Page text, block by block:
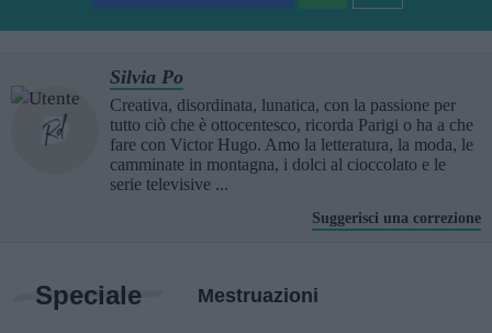
Silvia Po
Creativa, disordinata, lunatica, con la passione per
tutto ciò che è ottocentesco, ricorda Parigi o ha a che
fare con Victor Hugo. Amo la letteratura, la moda, le
camminate in montagna, i dolci al cioccolato e le
serie televisive ...
Suggerisci una correzione
Speciale Mestruazioni